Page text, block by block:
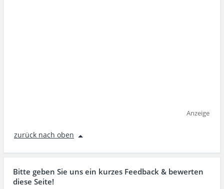
Anzeige
zurück nach oben
Bitte geben Sie uns ein kurzes Feedback & bewerten
diese Seite!